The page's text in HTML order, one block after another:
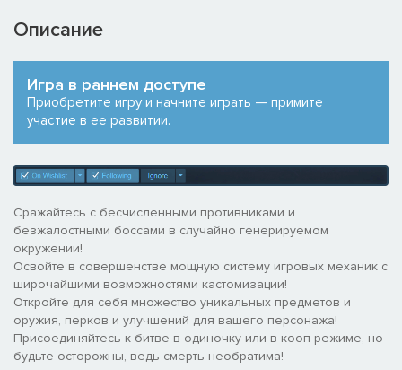
Описание
Игра в раннем доступе
Приобретите игру и начните играть — примите
участие в ее развитии.
Сражайтесь с бесчисленными противниками и
безжалостными боссами в случайно генерируемом
окружении!
Освойте в совершенстве мощную систему игровых механик с
широчайшими возможностями кастомизации!
Откройте для себя множество уникальных предметов и
оружия, перков и улучшений для вашего персонажа!
Присоединяйтесь к битве в одиночку или в кооп-режиме, но
будьте осторожны, ведь смерть необратима!